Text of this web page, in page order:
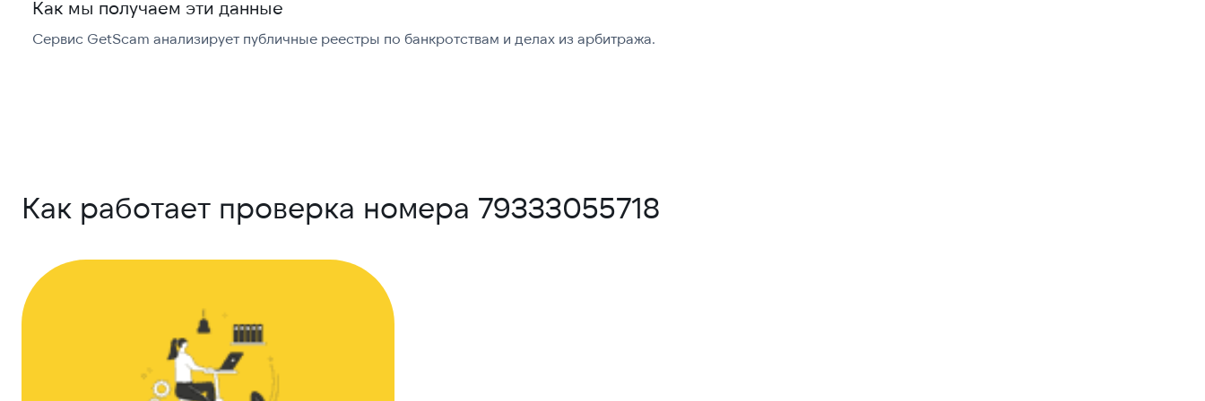
Как мы получаем эти данные
Сервис GetScam анализирует публичные реестры по банкротствам и делах из арбитража.
Как работает проверка номера 79333055718